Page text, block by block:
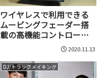
ワイヤレスで利用できる
ムービングフェーダー搭
載の高機能コントローラ
ー、Platform Nano Airは
2020.11.13
DJ/トラックメイキング